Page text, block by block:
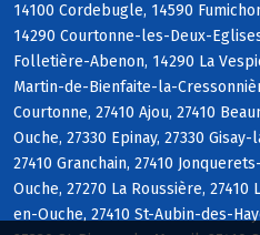
14100 Cordebugle, 14590
14290 Courtonne-les-Deux-
Folletière-Abenon, 14290 La
Martin-de-Bienfaite-la-
Courtonne, 27410 Ajou, 27410
Ouche, 27330 Epinay, 27330
27410 Granchain, 27410
Ouche, 27270 La Roussière,
en-Ouche, 27410 St-Aubin-des-